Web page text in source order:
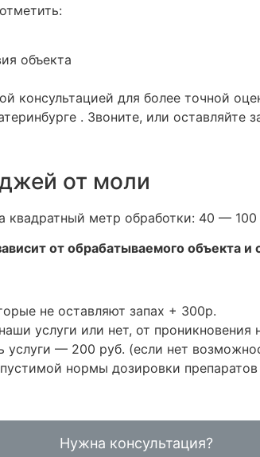
объекта
консультацией для более точной
. Звоните, или оставляйте
от моли
квадратный метр обработки: 40 — 100
от обрабатываемого объекта и
не оставляют запах + 300р.
услуги или нет, от
— 200 руб. (если нет
нормы дозировки
Нужна консультация?